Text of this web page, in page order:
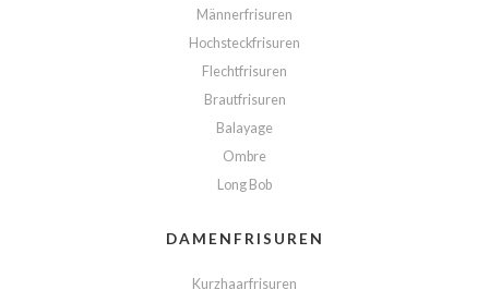
Männerfrisuren
Hochsteckfrisuren
Flechtfrisuren
Brautfrisuren
Balayage
Ombre
Long Bob
DAMENFRISUREN
Kurzhaarfrisuren